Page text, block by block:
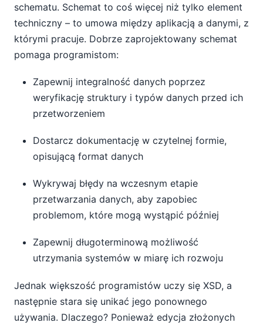
schematu. Schemat to coś więcej niż tylko element
techniczny – to umowa między aplikacją a danymi, z
którymi pracuje. Dobrze zaprojektowany schemat
pomaga programistom:
Zapewnij integralność danych poprzez
weryfikację struktury i typów danych przed ich
przetworzeniem
Dostarcz dokumentację w czytelnej formie,
opisującą format danych
Wykrywaj błędy na wczesnym etapie
przetwarzania danych, aby zapobiec
problemom, które mogą wystąpić później
Zapewnij długoterminową możliwość
utrzymania systemów w miarę ich rozwoju
Jednak większość programistów uczy się XSD, a
następnie stara się unikać jego ponownego
używania. Dlaczego? Ponieważ edycja złożonych